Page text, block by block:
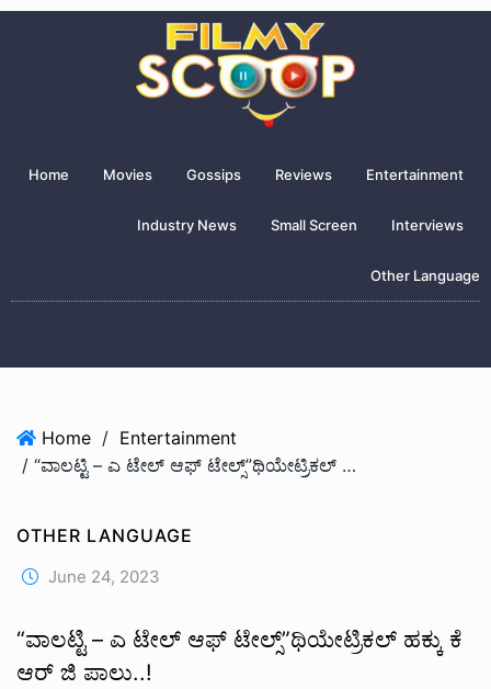
Home Movies Gossips Reviews Entertainment
Industry News Small Screen Interviews
Other Language
Home / Entertainment
/ “ವಾಲಟ್ಟಿ – ಎ ಟೇಲ್ ಆಫ್ ಟೇಲ್ಸ್”ಥಿಯೇಟ್ರಿಕಲ್ ಹಕ್ಕು ಕೆ ಆರ್ ಜಿ ಪಾಲು..!
OTHER LANGUAGE
June 24, 2023
“ವಾಲಟ್ಟಿ – ಎ ಟೇಲ್ ಆಫ್ ಟೇಲ್ಸ್”ಥಿಯೇಟ್ರಿಕಲ್ ಹಕ್ಕು ಕೆ
ಆರ್ ಜಿ ಪಾಲು..!